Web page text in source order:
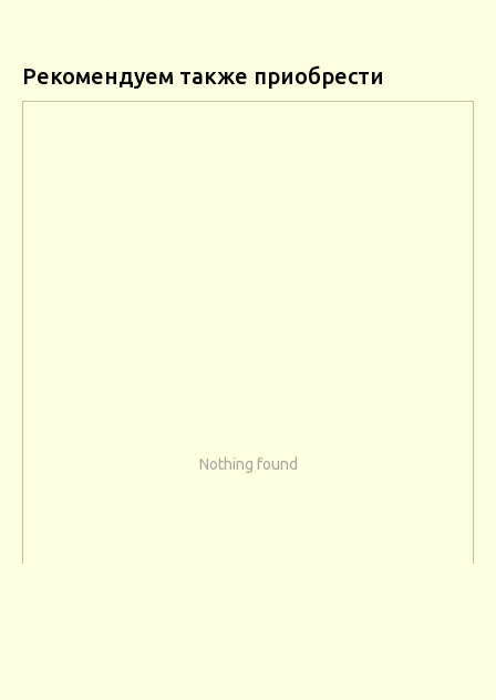
Рекомендуем также приобрести
Nothing found